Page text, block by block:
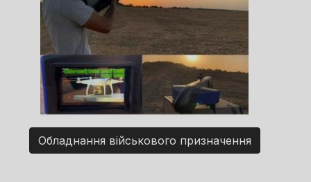
Обладнання військового призначення